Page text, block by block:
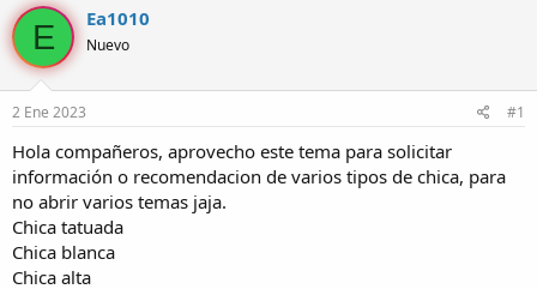
t
d
e
l
e
m
a
c
a
e
n
i
c
i
o
E Ea1010
Nuevo
2 Ene 2023 #1
Hola compañeros, aprovecho este tema para solicitar
información o recomendacion de varios tipos de chica, para
no abrir varios temas jaja.
Chica tatuada
Chica blanca
Chica alta